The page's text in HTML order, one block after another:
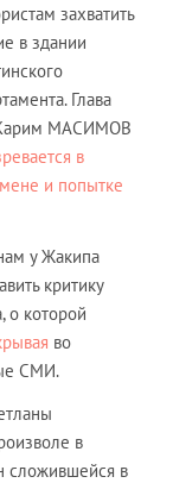
захватить
в здании
Глава
МАСИМОВ
в
и попытке
у Жакипа
критику
о которой
во
СМИ.
в
сложившейся в